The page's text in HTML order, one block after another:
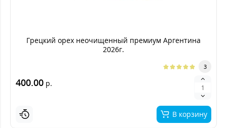
Грецкий орех неочищенный премиум Аргентина
2026г.
3
400.00 р.
В корзину